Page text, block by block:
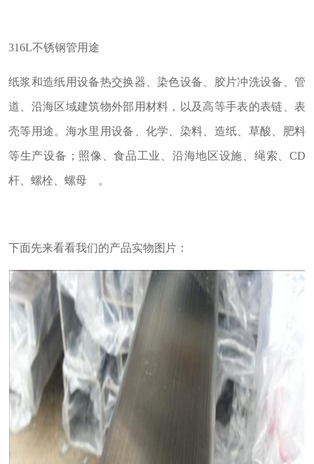
316L不锈钢管用途
纸浆和造纸用设备热交换器、染色设备、胶片冲洗设备、管
道、沿海区域建筑物外部用材料，以及高等手表的表链、表
壳等用途。海水里用设备、化学、染料、造纸、草酸、肥料
等生产设备；照像、食品工业、沿海地区设施、绳索、CD
杆、螺栓、螺母 。
下面先来看看我们的产品实物图片：